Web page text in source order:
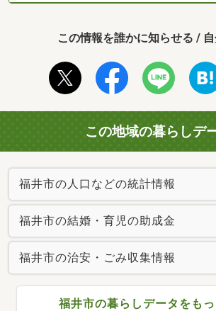
この情報を誰かに知らせる /
この地域の暮らしデ
福井市の人口などの統計情報
福井市の結婚・育児の助成金
福井市の治安・ごみ収集情報
福井市の暮らしデータをも